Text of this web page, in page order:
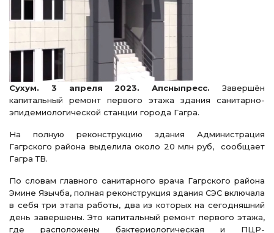
Сухум. 3 апреля 2023. Апсныпресс. Завершён
капитальный ремонт первого этажа здания санитарно-
эпидемиологической станции города Гагра.
На полную реконструкцию здания Администрация
Гагрского района выделила около 20 млн руб, сообщает
Гагра ТВ.
По словам главного санитарного врача Гагрского района
Эмине Язычба, полная реконструкция здания СЭС включала
в себя три этапа работы, два из которых на сегодняшний
день завершены. Это капитальный ремонт первого этажа,
где расположены бактериологическая и ПЦР-